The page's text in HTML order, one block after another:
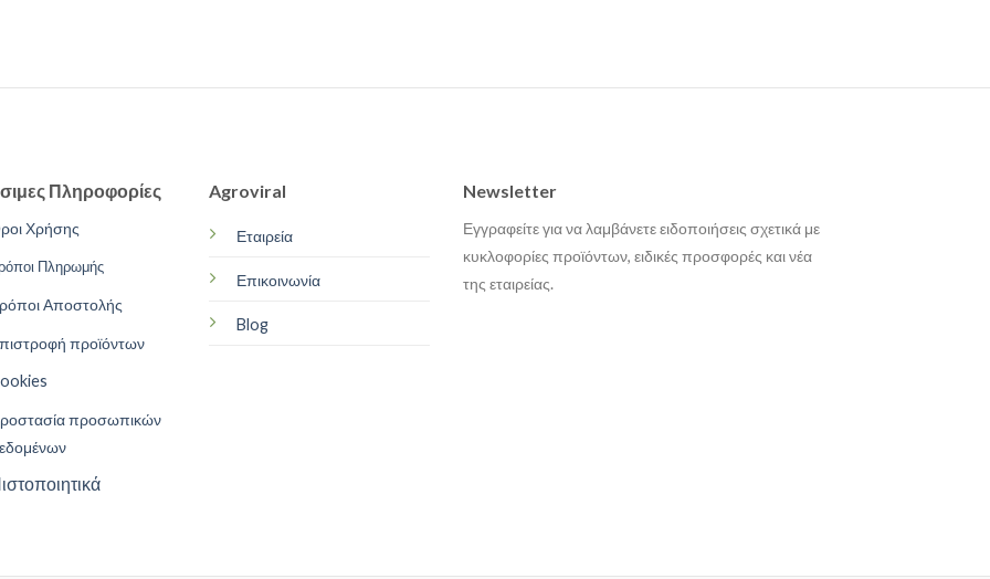
Πληροφορίες
Χρήσης
Πληρωμής
Αποστολής
προϊόντων
προσωπικών
Agroviral
Εταιρεία
Επικοινωνία
Blog
Newsletter
Εγγραφείτε για να λαμβάνετε ειδοποιήσεις σχετικά με
κυκλοφορίες προϊόντων, ειδικές προσφορές και νέα
της εταιρείας.